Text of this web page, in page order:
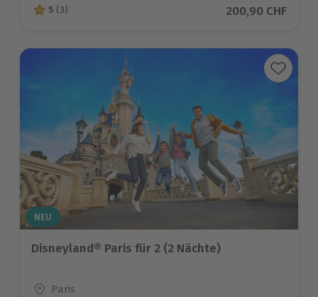
5 von 5 Sternen basierend auf 3 Bewertungen
5 (3) Aktueller Preis
200,90 CHF
NEU
Disneyland® Paris für 2 (2 Nächte)
Standort
Paris